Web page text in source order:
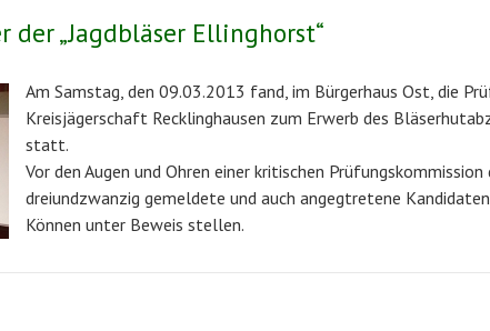
„Jagdbläser Ellinghorst“
Am Samstag, den 09.03.2013 fand, im Bürgerhaus Ost, die
Kreisjägerschaft Recklinghausen zum Erwerb des
statt.
Vor den Augen und Ohren einer kritischen
dreiundzwanzig gemeldete und auch angegtretene
Können unter Beweis stellen.